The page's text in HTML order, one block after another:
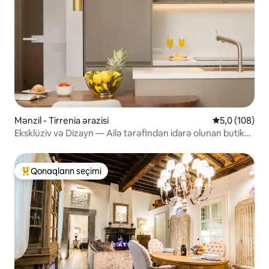
Mənzil - Tirrenia ərazisi Ortalama
5,0 (108)
Eksklüziv və Dizayn — Ailə tərəfindən idarə olunan butik
Populyar "Qonaqların seçimi"
Qonaqların seçimi